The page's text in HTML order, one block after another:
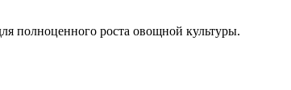
полноценного роста овощной культуры.